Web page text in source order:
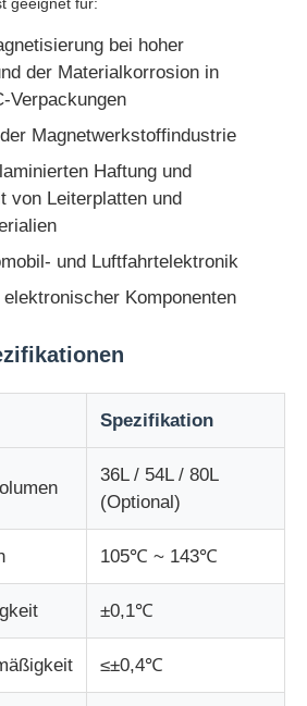
bei hoher
der Materialkorrosion in
Verpackungen
Magnetwerkstoffindustrie
Haftung und
von Leiterplatten und
und Luftfahrtelektronik
Komponenten
Spezifikation
36L / 54L / 80L
(Optional)
105℃ ~ 143℃
±0,1℃
≤±0,4℃